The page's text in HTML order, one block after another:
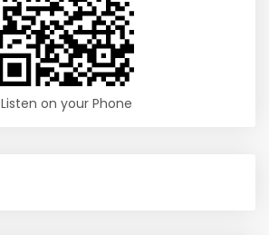
Listen on your Phone